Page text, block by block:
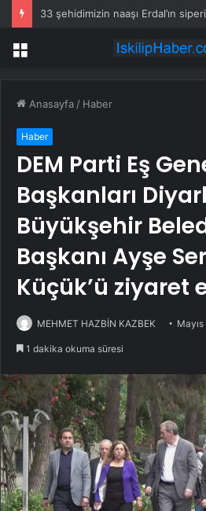
33 şehidimizin naaşı Erdal’ın
Menü
Anasayfa / Haber
Haber
DEM Parti Eş
Başkanları
Büyükşehir
Başkanı Ayşe
Küçük’ü ziyaret
MEHMET HAZBİN KAZBEK
1 dakika okuma süresi